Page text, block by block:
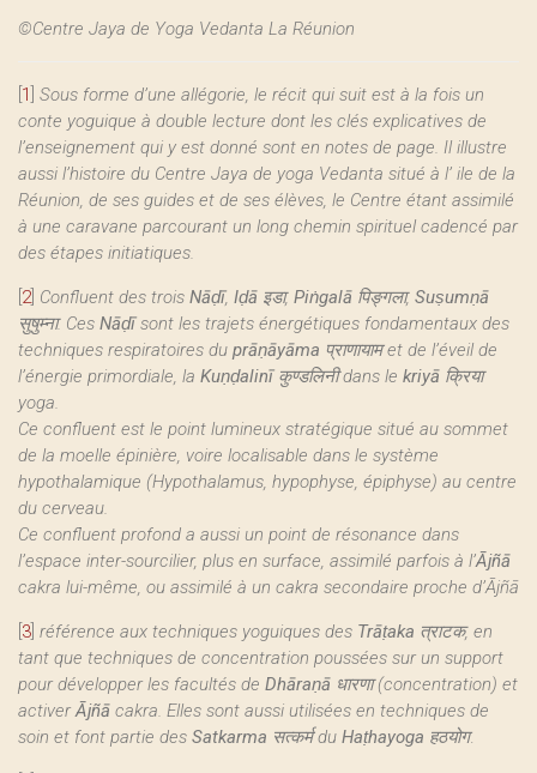
©Centre Jaya de Yoga Vedanta La Réunion
1 Sous forme d’une allégorie, le récit qui suit est à la fois un
conte yoguique à double lecture dont les clés explicatives de
l’enseignement qui y est donné sont en notes de page. Il illustre
aussi l’histoire du Centre Jaya de yoga Vedanta situé à l’ ile de la
Réunion, de ses guides et de ses élèves, le Centre étant assimilé
à une caravane parcourant un long chemin spirituel cadencé par
des étapes initiatiques.
2] Confluent des trois Nāḍī, Iḍā इडा, Piṅgalā पिङ्गला, Suṣumṇā
सुषुम्ना. Ces Nāḍīsont les trajets énergétiques fondamentaux des
techniques respiratoires du prāṇāyāma प्राणायाम et de l’éveil de
l’énergie primordiale, la Kuṇḍalinīकुण्डलिनी dans le kriyā क्रिया
yoga.
Ce confluent est le point lumineux stratégique situé au sommet
de la moelle épinière, voire localisable dans le système
hypothalamique (Hypothalamus, hypophyse, épiphyse) au centre
du cerveau.
Ce confluent profond a aussi un point de résonance dans
l’espace inter-sourcilier, plus en surface, assimilé parfois à l’Ājñā
cakra lui-même, ou assimilé à un cakra secondaire proche d’Ājñā
3 référence aux techniques yoguiques des Trāṭaka त्राटक, en
tant que techniques de concentration poussées sur un support
pour développer les facultés de Dhāraṇā धारणा (concentration) et
activerĀjñā cakra. Elles sont aussi utilisées en techniques de
soin et font partie des Satkarma सत्कर्म du Haṭhayoga हठयोग.